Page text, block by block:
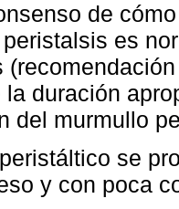
de
es
la duración
del murmullo
se
y con poca